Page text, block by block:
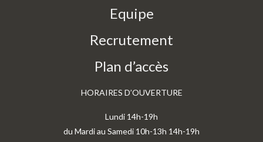
Equipe
Recrutement
Plan d’accès
HORAIRES D’OUVERTURE
Lundi 14h-19h
du Mardi au Samedi 10h-13h 14h-19h